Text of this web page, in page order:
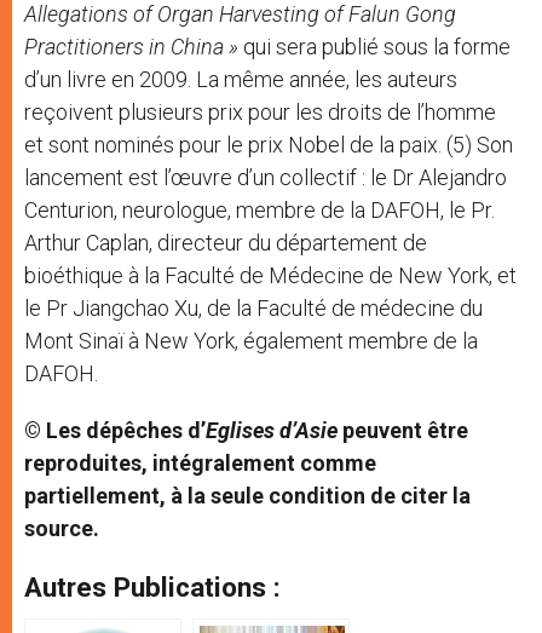
Allegations of Organ Harvesting of Falun Gong
Practitioners in China » qui sera publié sous la forme
d’un livre en 2009. La même année, les auteurs
reçoivent plusieurs prix pour les droits de l’homme
et sont nominés pour le prix Nobel de la paix. (5) Son
lancement est l’œuvre d’un collectif : le Dr Alejandro
Centurion, neurologue, membre de la DAFOH, le Pr.
Arthur Caplan, directeur du département de
bioéthique à la Faculté de Médecine de New York, et
le Pr Jiangchao Xu, de la Faculté de médecine du
Mont Sinaï à New York, également membre de la
DAFOH.
© Les dépêches d’Eglises d’Asie peuvent être
reproduites, intégralement comme
partiellement, à la seule condition de citer la
source.
Autres Publications :